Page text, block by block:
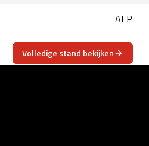
ALP
Volledige stand bekijken